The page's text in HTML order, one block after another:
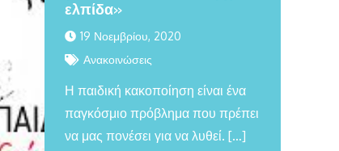
ελπίδα»
19 Νοεμβρίου, 2020
Ανακοινώσεις
Η παιδική κακοποίηση είναι ένα
παγκόσμιο πρόβλημα που πρέπει
να μας πονέσει για να λυθεί. […]